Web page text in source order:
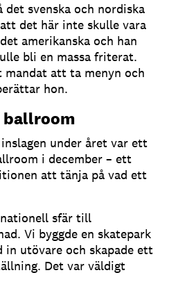
det svenska och nordiska
det här inte skulle vara
amerikanska och han
bli en massa friterat.
mandat att ta menyn och
hon.
under året var ett
i december – ett
att tänja på vad ett
sfär till
Vi byggde en skatepark
utövare och skapade ett
Det var väldigt